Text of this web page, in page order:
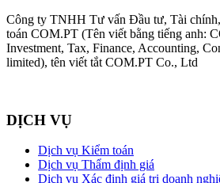
Công ty TNHH Tư vấn Đầu tư, Tài
toán COM.PT (Tên viết bằng tiếng anh:
Investment, Tax, Finance, Accounting,
limited), tên viết tắt COM.PT Co., Ltd
DỊCH VỤ
Dịch vụ Kiểm toán
Dịch vụ Thẩm định giá
Dịch vụ Xác định giá trị doanh